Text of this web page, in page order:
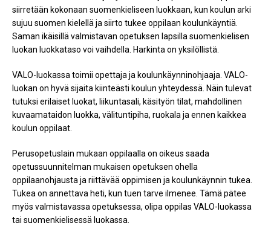
siirretään kokonaan suomenkieliseen luokkaan, kun koulun arki
sujuu suomen kielellä ja siirto tukee oppilaan koulunkäyntiä.
Saman ikäisillä valmistavan opetuksen lapsilla suomenkielisen
luokan luokkataso voi vaihdella. Harkinta on yksilöllistä.
VALO-luokassa toimii opettaja ja koulunkäynninohjaaja. VALO-
luokan on hyvä sijaita kiinteästi koulun yhteydessä. Näin tulevat
tutuksi erilaiset luokat, liikuntasali, käsityön tilat, mahdollinen
kuvaamataidon luokka, välituntipiha, ruokala ja ennen kaikkea
koulun oppilaat.
Perusopetuslain mukaan oppilaalla on oikeus saada
opetussuunnitelman mukaisen opetuksen ohella
oppilaanohjausta ja riittävää oppimisen ja koulunkäynnin tukea.
Tukea on annettava heti, kun tuen tarve ilmenee. Tämä pätee
myös valmistavassa opetuksessa, olipa oppilas VALO-luokassa
tai suomenkielisessä luokassa.